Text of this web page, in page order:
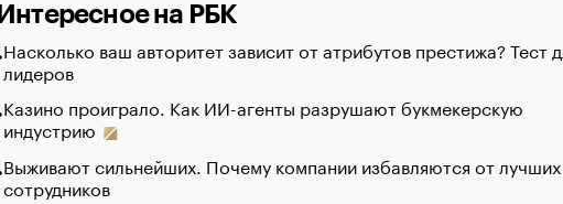
Интересное на РБК
Насколько ваш авторитет зависит от атрибутов престижа? Тест
лидеров
Казино проиграло. Как ИИ-агенты разрушают букмекерскую
индустрию
Выживают сильнейших. Почему компании избавляются от лучших
сотрудников